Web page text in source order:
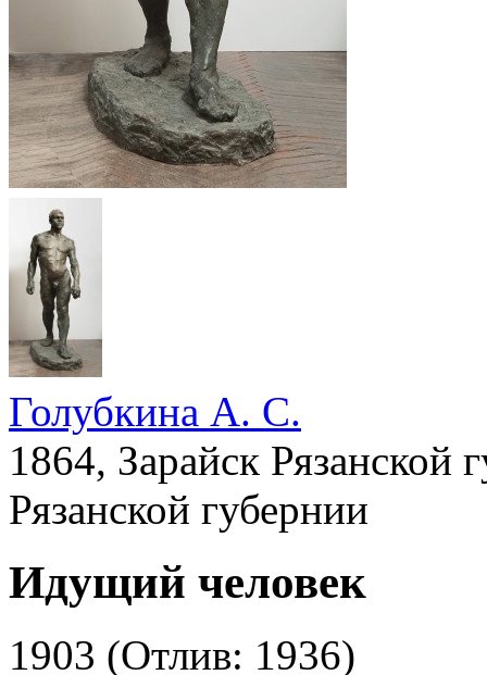
Голубкина А. С.
1864, Зарайск
Рязанской губернии
Идущий человек
1903 (Отлив: 1936)